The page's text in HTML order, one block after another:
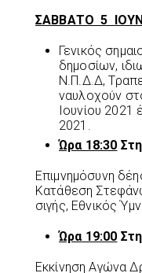
ΣΑΒΒΑΤΟ 5
Γενικός
δημοσίων,
Ν.Π.Δ.Δ,
ναυλοχούν
Ιουνίου
2021.
Ώρα 18:30
Επιμνημόσυνη
Κατάθεση
σιγής, Εθνικός
Ώρα 19:00
Εκκίνηση Αγώνα